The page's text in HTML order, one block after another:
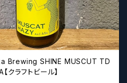
Brewing SHINE MUSCUT TD
クラフトビール】